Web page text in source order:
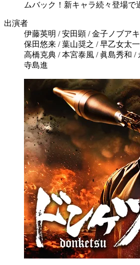
ムバック！新キャラ続々登場で
出演者
伊藤英明 / 安田顕 / 金子ノブア
保田悠来 / 葉山奨之 / 早乙女太
高橋克典 / 本宮泰風 / 眞島秀和 /
寺島進